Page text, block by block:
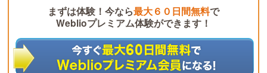
まずは体験！今なら最大６０日間無料で
Weblioプレミアム体験ができます！